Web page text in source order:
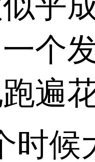
个
遍
候大